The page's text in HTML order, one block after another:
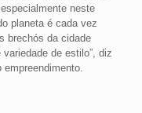
neste
planeta é cada vez
brechós da cidade
de estilo”, diz